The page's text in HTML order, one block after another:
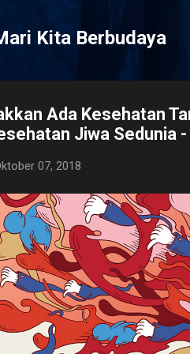
Kita Berbudaya
Ada Kesehatan
Jiwa Sedunia
07, 2018